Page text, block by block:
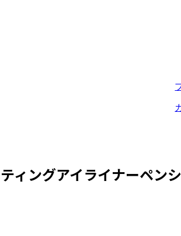
ィングアイライナーペン